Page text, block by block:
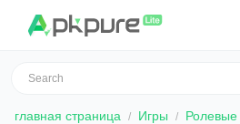
главная страница Игры Ролевые